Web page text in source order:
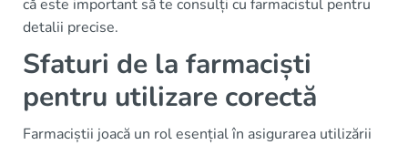
că este important să te consulți cu farmacistul pentru
detalii precise.
Sfaturi de la farmaciști
pentru utilizare corectă
Farmaciștii joacă un rol esențial în asigurarea utilizării